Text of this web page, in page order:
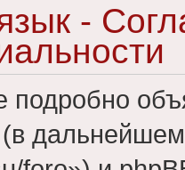
-
подробно
(в